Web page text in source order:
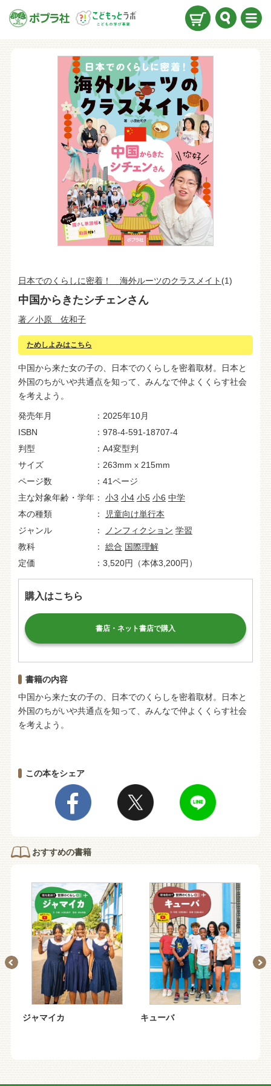
日本でのくらしに密着！ 海外ルーツのクラスメイト (1)
中国からきたシチェンさん
著／小原 佐和子
ためしよみはこちら
中国から来た女の子の、日本でのくらしを密着取材。日本と
外国のちがいや共通点を知って、みんなで仲よくくらす社会
を考えよう。
発売年月
2025年10月
ISBN
978-4-591-18707-4
判型
A4変型判
サイズ
263mm x 215mm
ページ数
41ページ
主な対象年齢・学年
小3 小4 小5 小6 中学
本の種類
児童向け単行本
ジャンル
ノンフィクション 学習
教科
総合 国際理解
定価
3,520円（本体3,200円）
購入はこちら
書店・ネット書店で購入
書籍の内容
中国から来た女の子の、日本でのくらしを密着取材。日本と
外国のちがいや共通点を知って、みんなで仲よくくらす社会
を考えよう。
この本をシェア
おすすめの書籍
ジャマイカ キューバ